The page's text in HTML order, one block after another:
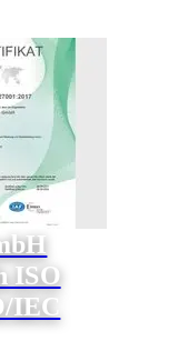
ISO
IEC